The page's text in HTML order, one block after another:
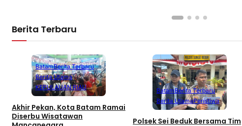
Berita Terbaru
BatamBerita Terbaru
Berita Utama
KEPULAUAN RIAU
Akhir Pekan, Kota Batam Ramai
Diserbu Wisatawan
BatamBerita Terbaru
Berita UtamaPeristiwa
Polsek Sei Beduk Bersama Tim